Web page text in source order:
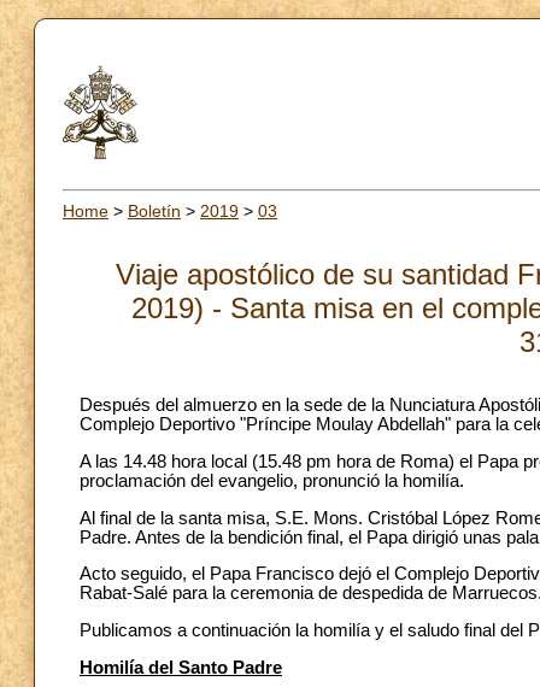
Home > Boletín > 2019 > 03
Viaje apostólico de su santidad
2019) - Santa misa en el
Después del almuerzo en la sede de la Nunciatura
Complejo Deportivo "Príncipe Moulay Abdellah" para la
A las 14.48 hora local (15.48 pm hora de Roma) el Papa
proclamación del evangelio, pronunció la homilía.
Al final de la santa misa, S.E. Mons. Cristóbal López
Padre. Antes de la bendición final, el Papa dirigió unas
Acto seguido, el Papa Francisco dejó el Complejo
Rabat-Salé para la ceremonia de despedida de
Publicamos a continuación la homilía y el saludo final del
Homilía del Santo Padre